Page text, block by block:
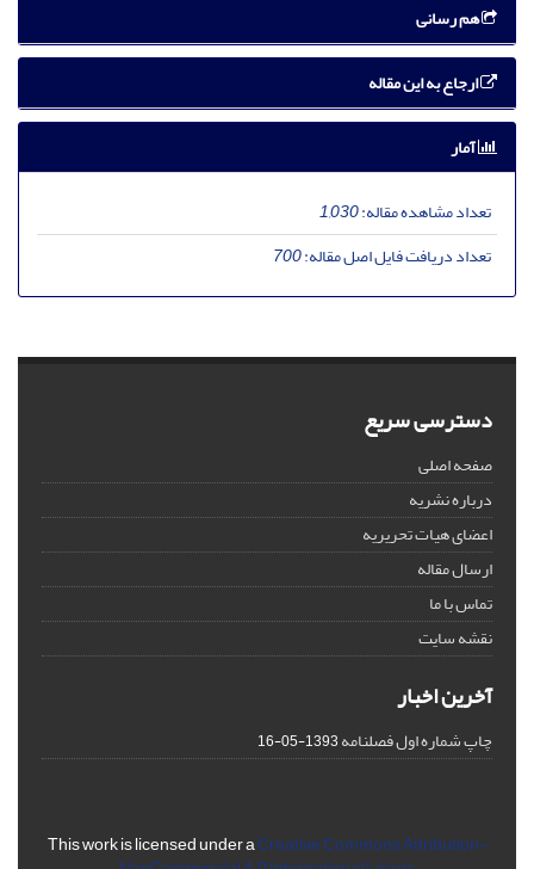
هم رسانی
ارجاع به این مقاله
آمار
تعداد مشاهده مقاله:1,030
تعداد دریافت فایل اصل مقاله:700
دسترسی سریع
صفحه اصلی
درباره نشریه
اعضای هیات تحریریه
ارسال مقاله
تماس با ما
نقشه سایت
آخرین اخبار
چاپ شماره اول فصلنامه1393-05-16
This work is licensed under aCreative Commons Attribution-